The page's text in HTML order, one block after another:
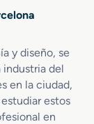
o
C
e
a
i
a
c
i
y diseño, se
industria del
en la ciudad,
estos
en